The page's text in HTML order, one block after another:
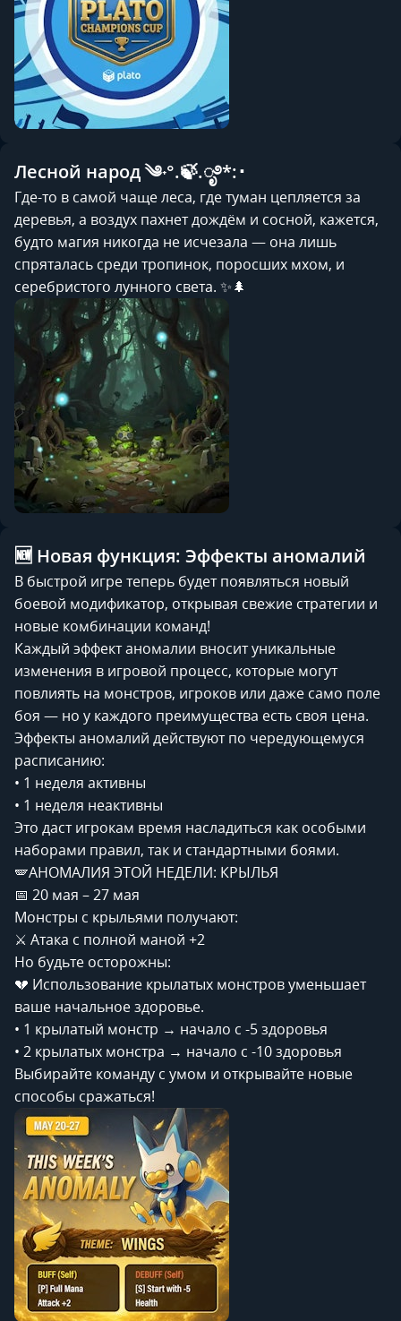
Лесной народ ༄˖°.🍃.ೃ࿔*:･
Где-то в самой чаще леса, где туман цепляется за
деревья, а воздух пахнет дождём и сосной, кажется,
будто магия никогда не исчезала — она лишь
спряталась среди тропинок, поросших мхом, и
серебристого лунного света. ✨🌲
🆕 Новая функция: Эффекты аномалий
В быстрой игре теперь будет появляться новый
боевой модификатор, открывая свежие стратегии и
новые комбинации команд!
Каждый эффект аномалии вносит уникальные
изменения в игровой процесс, которые могут
повлиять на монстров, игроков или даже само поле
боя — но у каждого преимущества есть своя цена.
Эффекты аномалий действуют по чередующемуся
расписанию:
• 1 неделя активны
• 1 неделя неактивны
Это даст игрокам время насладиться как особыми
наборами правил, так и стандартными боями.
🪽АНОМАЛИЯ ЭТОЙ НЕДЕЛИ: КРЫЛЬЯ
📅 20 мая – 27 мая
Монстры с крыльями получают:
⚔️ Атака с полной маной +2
Но будьте осторожны:
💔 Использование крылатых монстров уменьшает
ваше начальное здоровье.
• 1 крылатый монстр → начало с -5 здоровья
• 2 крылатых монстра → начало с -10 здоровья
Выбирайте команду с умом и открывайте новые
способы сражаться!